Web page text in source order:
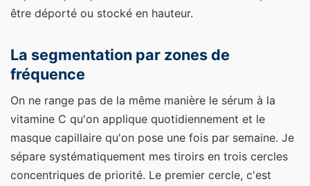
être déporté ou stocké en hauteur.
La segmentation par zones de
fréquence
On ne range pas de la même manière le sérum à la
vitamine C qu'on applique quotidiennement et le
masque capillaire qu'on pose une fois par semaine. Je
sépare systématiquement mes tiroirs en trois cercles
concentriques de priorité. Le premier cercle, c'est